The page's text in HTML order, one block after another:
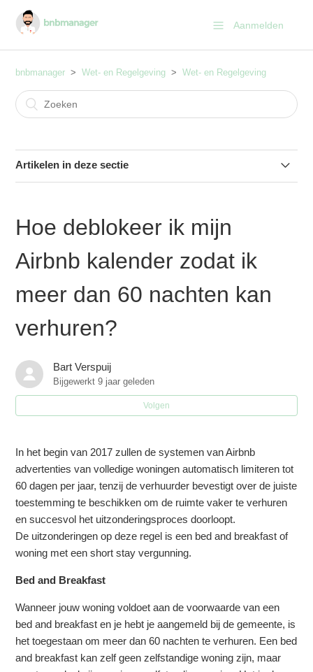
Aanmelden
bnbmanager Wet- en Regelgeving Wet- en Regelgeving
Artikelen in deze sectie
Wat zijn precies de regelt omtrent vakantieverhuur?
Wat zijn de regels omtrent shortstay verhuur?
Wat is het verschil tussen bed & breakfast en
vakantieverhuur?
verhuren?
Hoe zorg ik er voor dat ik niet meer dan 60 nachten
verhuur?
Hoe deblokeer ik mijn Airbnb kalender zodat ik meer dan
60 nachten kan verhuren?
Moet ik inkomstenbelasting betalen over de
huuropbrengsten (vakantieverhuur)?
Zie meer
Hoe deblokeer ik mijn
Airbnb kalender zodat ik
meer dan 60 nachten kan
verhuren?
Bart Verspuij
Bijgewerkt9 jaar geleden
Volgen
In het begin van 2017 zullen de systemen van Airbnb
advertenties van volledige woningen automatisch limiteren tot
60 dagen per jaar, tenzij de verhuurder bevestigt over de juiste
toestemming te beschikken om de ruimte vaker te verhuren
en succesvol het uitzonderingsproces doorloopt.
De uitzonderingen op deze regel is een bed and breakfast of
woning met een short stay vergunning.
Bed and Breakfast
Wanneer jouw woning voldoet aan de voorwaarde van een
bed and breakfast en je hebt je aangemeld bij de gemeente, is
het toegestaan om meer dan 60 nachten te verhuren. Een bed
and breakfast kan zelf geen zelfstandige woning zijn, maar